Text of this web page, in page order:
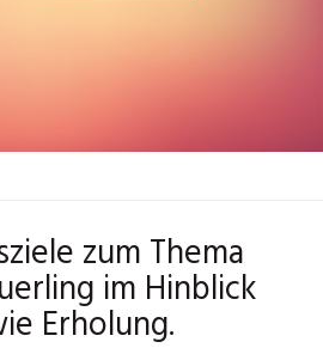
zum Thema
im Hinblick
Erholung.